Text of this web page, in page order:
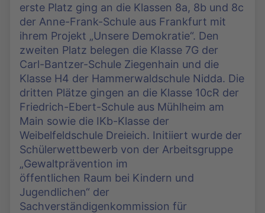
erste Platz ging an die Klassen 8a, 8b und 8c
der Anne-Frank-Schule aus Frankfurt mit
ihrem Projekt „Unsere Demokratie“. Den
zweiten Platz belegen die Klasse 7G der
Carl-Bantzer-Schule Ziegenhain und die
Klasse H4 der Hammerwaldschule Nidda. Die
dritten Plätze gingen an die Klasse 10cR der
Friedrich-Ebert-Schule aus Mühlheim am
Main sowie die IKb-Klasse der
Weibelfeldschule Dreieich. Initiiert wurde der
Schülerwettbewerb von der Arbeitsgruppe
„Gewaltprävention im
öffentlichen Raum bei Kindern und
Jugendlichen“ der
Sachverständigenkommission für